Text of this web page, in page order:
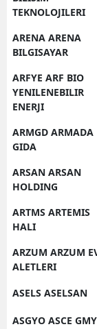
TEKNOLOJILERI
ARENA ARENA
BILGISAYAR
ARFYE ARF BIO
YENILENEBILIR
ENERJI
ARMGD ARMADA
GIDA
ARSAN ARSAN
HOLDING
ARTMS ARTEMIS
HALI
ARZUM ARZUM
ALETLERI
ASELS ASELSAN
ASGYO ASCE